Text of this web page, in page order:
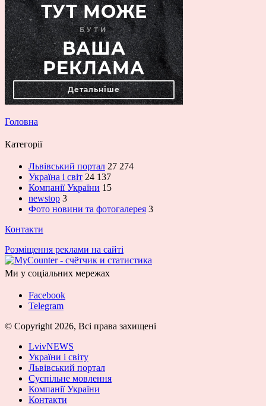
Головна
Категорії
Львівський портал 27 274
Україна і світ 24 137
Компанії України 15
newstop 3
Фото новини та фотогалерея 3
Контакти
Розміщення реклами на сайті
Ми у соціальних мережах
Facebook
Telegram
© Copyright 2026, Всі права захищені
LvivNEWS
України і світу
Львівський портал
Суспільне мовлення
Компанії України
Контакти